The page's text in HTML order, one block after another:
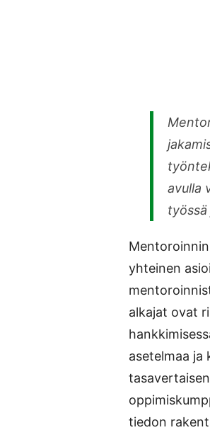
avulla
työssä
yhteinen
alkajat ovat
asetelmaa ja
tiedon